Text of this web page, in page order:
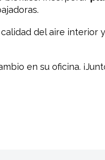
del aire interior
en su oficina.